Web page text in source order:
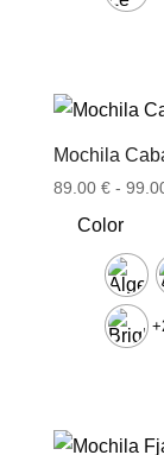
Mochila
89.00 € -
Color